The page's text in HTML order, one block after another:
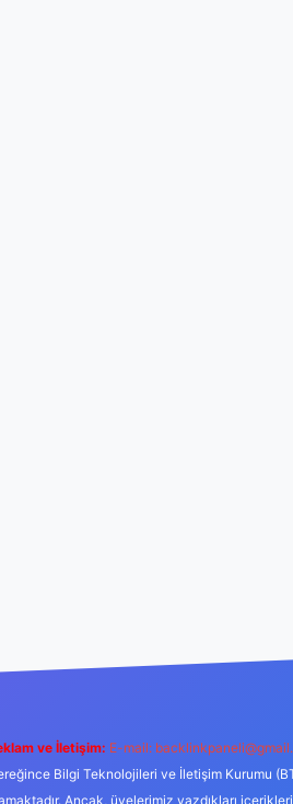
ve İletişim: E-mail:
Bilgi Teknolojileri ve İletişim Kurumu
Ancak, üyelerimiz yazdıkları